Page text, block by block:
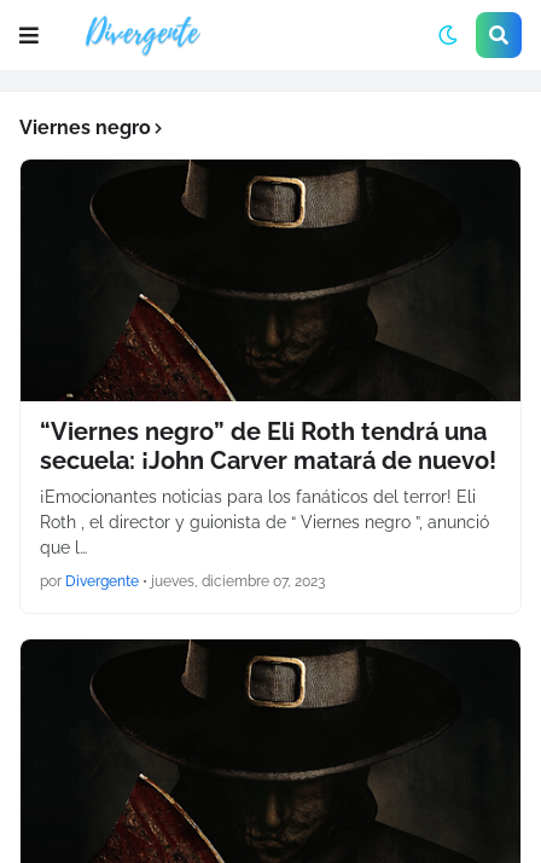
Viernes negro
“Viernes negro” de Eli Roth tendrá una
secuela: ¡John Carver matará de nuevo!
¡Emocionantes noticias para los fanáticos del terror! Eli
Roth , el director y guionista de “ Viernes negro ”, anunció
que l…
por Divergente • jueves, diciembre 07, 2023